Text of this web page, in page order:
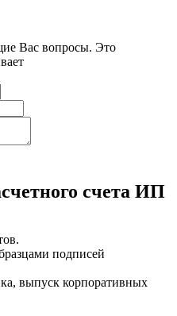
Вас вопросы. Это
счета ИП
подписей
выпуск корпоративных